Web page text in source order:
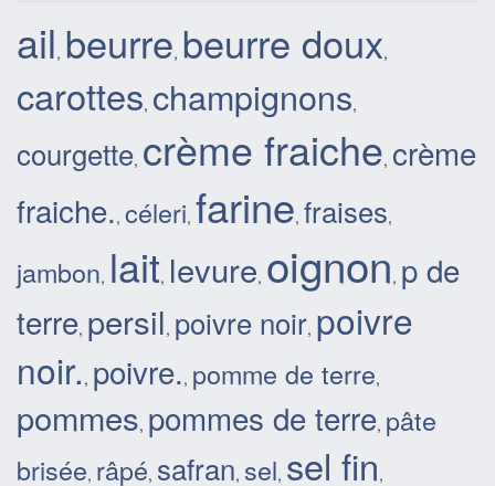
ail, beurre, beurre doux,
carottes, champignons,
courgette, crème fraiche, crème
fraiche., céleri, farine, fraises,
jambon, lait, levure, oignon, p de
terre, persil, poivre noir, poivre
noir. , poivre., pomme de terre,
pommes, pommes de terre, pâte
brisée, râpé, safran, sel, sel fin,